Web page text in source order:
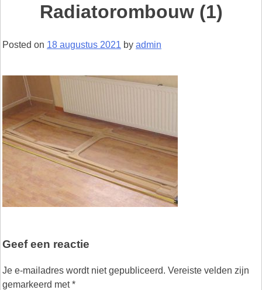
Radiatorombouw (1)
Posted on 18 augustus 2021 by admin
Geef een reactie
Je e-mailadres wordt niet gepubliceerd. Vereiste velden zijn
gemarkeerd met*